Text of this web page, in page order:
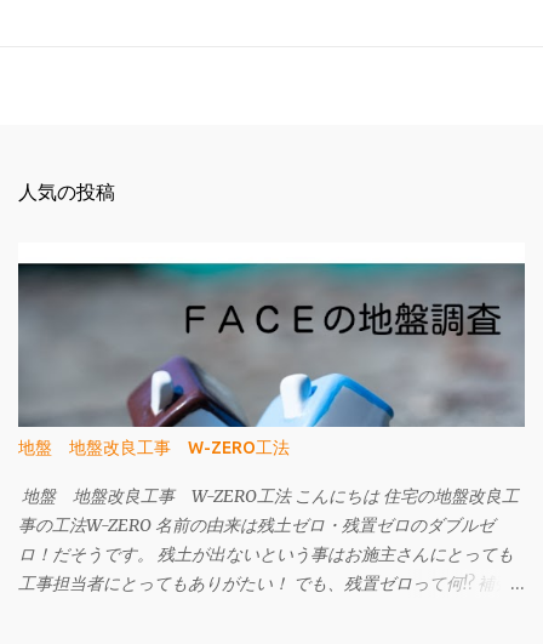
人気の投稿
地盤 地盤改良工事 W-ZERO工法
地盤 地盤改良工事 W-ZERO工法 こんにちは 住宅の地盤改良工
事の工法W-ZERO 名前の由来は残土ゼロ・残置ゼロのダブルゼ
ロ！だそうです。 残土が出ないという事はお施主さんにとっても
工事担当者にとってもありがたい！ でも、残置ゼロって何!? 補強